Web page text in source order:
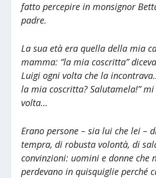
fatto percepire in monsignor
padre.
La sua età era quella della mia
mamma: “la mia coscritta”
Luigi ogni volta che la
la mia coscritta? Salutamela!”
volta…
Erano persone – sia lui che lei –
tempra, di robusta volontà, di
convinzioni: uomini e donne che
perdevano in quisquiglie perché